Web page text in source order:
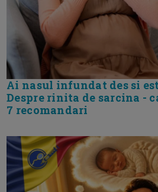
Ai nasul infundat des si
Despre rinita de sarcina -
7 recomandari